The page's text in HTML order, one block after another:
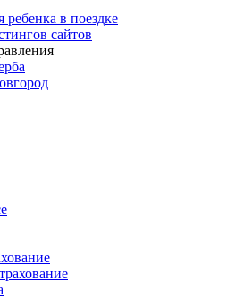
ребенка в поездке
сайтов